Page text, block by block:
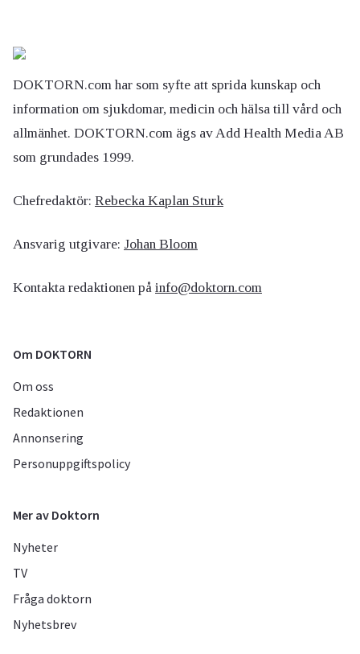
DOKTORN.com har som syfte att sprida kunskap och
information om sjukdomar, medicin och hälsa till vård och
allmänhet. DOKTORN.com ägs av Add Health Media AB
som grundades 1999.
Chefredaktör: Rebecka Kaplan Sturk
Ansvarig utgivare: Johan Bloom
Kontakta redaktionen på info@doktorn.com
Om DOKTORN
Om oss
Redaktionen
Annonsering
Personuppgiftspolicy
Mer av Doktorn
Nyheter
TV
Fråga doktorn
Nyhetsbrev